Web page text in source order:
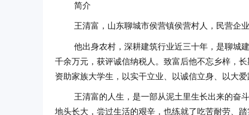
简介
王清富，山东聊城市侯营镇侯营村人，民营企
他出身农村，深耕建筑行业近三十年，是聊城
千余万元，获评诚信纳税人。致富后他不忘乡梓，
资助家族大学生，以实干立业、以诚信立身、以大
王清富的人生，是一部从泥土里生长出来的奋
地头长大，尝过生活的艰辛，也练就了吃苦耐劳、踏